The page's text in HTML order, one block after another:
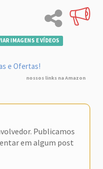
IMAGENS E VÍDEOS
e Ofertas!
nossos links na Amazon
Publicamos
em algum post